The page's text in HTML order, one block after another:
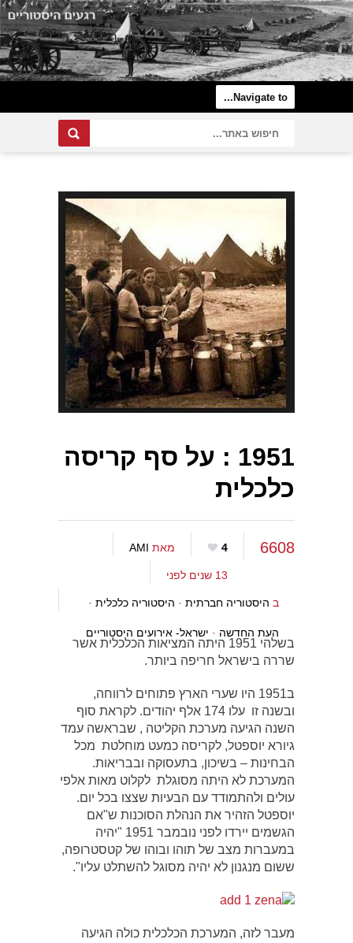
1951 : על סף קריסה
כלכלית
6608
4 מאת AMI
13 שנים לפני
ב היסטוריה חברתית · היסטוריה כלכלית ·
העת החדשה · ישראל- אירועים היסטוריים
בשלהי 1951 היתה המציאות הכלכלית אשר
שררה בישראל חריפה ביותר.
ב1951 היו שערי הארץ פתוחים לרווחה,
ובשנה זו עלו 174 אלף יהודים. לקראת סוף
השנה הגיעה מערכת הקליטה , שבראשה עמד
גיורא יוספטל, לקריסה כמעט מוחלטת מכל
הבחינות – בשיכון, בתעסוקה ובבריאות.
המערכת לא היתה מסוגלת לקלוט מאות אלפי
עולים ולהתמודד עם הבעיות שצצו בכל יום.
יוספטל הזהיר את הנהלת הסוכנות ש"אם
הגשמים יירדו לפני נובמבר 1951 "יהיה
במעברות מצב של תוהו ובוהו של קטסטרופה,
ששום מנגנון לא יהיה מסוגל להשתלט עליו".
מעבר לזה, המערכת הכלכלית כולה הגיעה